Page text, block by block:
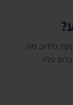
מידע, מה
עליו